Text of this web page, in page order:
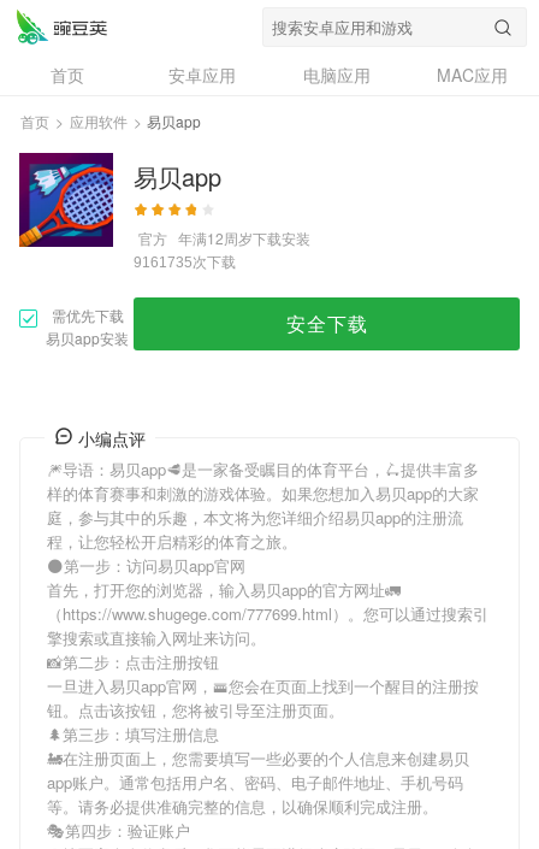
首页 安卓应用 电脑应用
MAC应用
资讯
专题
问答
首页 > 应用软件 > 易贝app
易贝app
官方 年满12周岁下载安装
9161735次下载
需优先下载
易贝app安装
安全下载
小编点评
🎆导语： 易贝app🥩是一家备受瞩目的体育平台，🛴提供丰富多
样的体育赛事和刺激的游戏体验。如果您想加入易贝app的大家
庭，参与其中的乐趣，本文将为您详细介绍易贝app的注册流
程，让您轻松开启精彩的体育之旅。
🌑第一步：访问易贝app官网
首先，打开您的浏览器，输入易贝app的官方网址🚛
（https://www.shugege.com/777699.html）。您可以通过搜索引
擎搜索或直接输入网址来访问。
📸第二步：点击注册按钮
一旦进入易贝app官网，🚟您会在页面上找到一个醒目的注册按
钮。点击该按钮，您将被引导至注册页面。
🌲第三步：填写注册信息
🚂在注册页面上，您需要填写一些必要的个人信息来创建易贝
app账户。通常包括用户名、密码、电子邮件地址、手机号码
等。请务必提供准确完整的信息，以确保顺利完成注册。
🎭第四步：验证账户